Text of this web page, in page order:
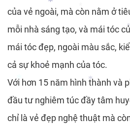
*
*
*
của vẻ ngoài, mà còn nằm ở
mỗi nhà sáng tạo, và mái tóc
mái tóc đẹp, ngoài màu sắc,
cả sự khoẻ mạnh của tóc.
Với hơn 15 năm hình thành và
đầu tư nghiêm túc đầy tâm
chỉ là vẻ đẹp nghệ thuật mà